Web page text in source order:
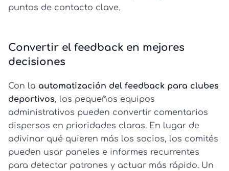
puntos de contacto clave.
Convertir el feedback en mejores
decisiones
Con la automatización del feedback para clubes
deportivos, los pequeños equipos
administrativos pueden convertir comentarios
dispersos en prioridades claras. En lugar de
adivinar qué quieren más los socios, los comités
pueden usar paneles e informes recurrentes
para detectar patrones y actuar más rápido. Un